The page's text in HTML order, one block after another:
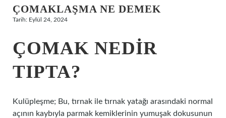
Hakkımızda
ÇOMAKLAŞMA NE DEMEK
Tarih: Eylül 24, 2024
ÇOMAK NEDIR
TIPTA?
Kulüpleşme; Bu, tırnak ile tırnak yatağı arasındaki normal
açının kaybıyla parmak kemiklerinin yumuşak dokusunun